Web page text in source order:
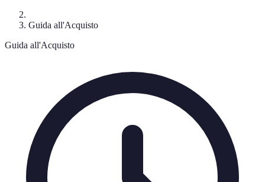
Guida all'Acquisto
Guida all'Acquisto